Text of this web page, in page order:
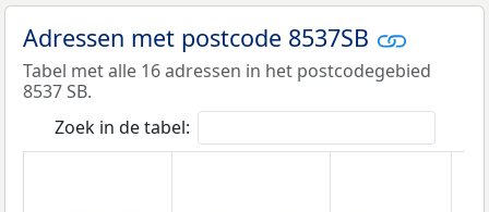
Adressen met postcode 8537SB
Tabel met alle 16 adressen in het postcodegebied
8537 SB.
Zoek in de tabel: